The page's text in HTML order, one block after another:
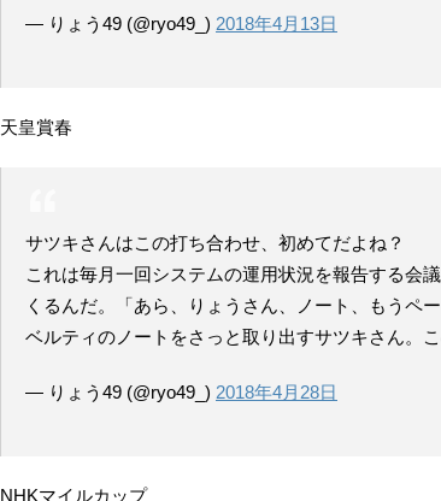
— りょう49 (@ryo49_) 2018年4月13日
天皇賞春
サツキさんはこの打ち合わせ、初めてだよね？
これは毎月一回システムの運用状況を報告する会
くるんだ。「あら、りょうさん、ノート、もうペ
ベルティのノートをさっと取り出すサツキさん。
— りょう49 (@ryo49_) 2018年4月28日
NHKマイルカップ